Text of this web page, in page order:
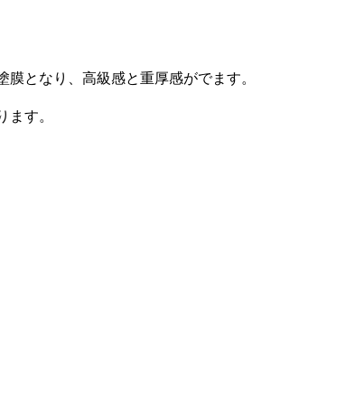
となり、高級感と重厚感がでます。
す。